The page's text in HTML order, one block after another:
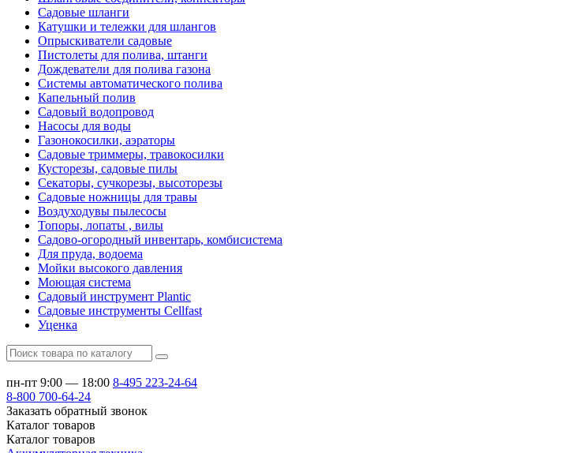
Садовые шланги
Катушки и тележки для шлангов
Опрыскиватели садовые
Пистолеты для полива, штанги
Дождеватели для полива газона
Системы автоматического полива
Капельный полив
Садовый водопровод
Насосы для воды
Газонокосилки, аэраторы
Садовые триммеры, травокосилки
Кусторезы, садовые пилы
Секаторы, сучкорезы, высоторезы
Садовые ножницы для травы
Воздуходувы пылесосы
Топоры, лопаты , вилы
Садово-огородный инвентарь, комбисистема
Для пруда, водоема
Мойки высокого давления
Моющая система
Садовый инструмент Plantic
Садовые инструменты Cellfast
Уценка
пн-пт 9:00 — 18:00 8-495 223-24-64
8-800 700-64-24
Заказать обратный звонок
Каталог товаров
Каталог товаров